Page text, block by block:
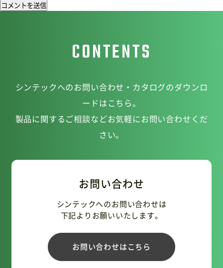
シンテック公式Instagram
シンテック公式Youtubeチャンネル
CONTENTS
シンテックへのお問い合わせ・カタログのダウンロ
ードはこちら。
製品に関するご相談などお気軽にお問い合わせくだ
さい。
お問い合わせ
シンテックへのお問い合わせは
下記よりお願いいたします。
お問い合わせはこちら